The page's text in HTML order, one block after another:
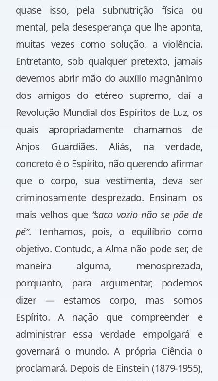
quase isso, pela subnutrição física ou
mental, pela desesperança que lhe aponta,
muitas vezes como solução, a violência.
Entretanto, sob qualquer pretexto, jamais
devemos abrir mão do auxílio magnânimo
dos amigos do etéreo supremo, daí a
Revolução Mundial dos Espíritos de Luz, os
quais apropriadamente chamamos de
Anjos Guardiães. Aliás, na verdade,
concreto é o Espírito, não querendo afirmar
que o corpo, sua vestimenta, deva ser
criminosamente desprezado. Ensinam os
mais velhos que “saco vazio não se põe de
pé”. Tenhamos, pois, o equilíbrio como
objetivo. Contudo, a Alma não pode ser, de
maneira alguma, menosprezada,
porquanto, para argumentar, podemos
dizer — estamos corpo, mas somos
Espírito. A nação que compreender e
administrar essa verdade empolgará e
governará o mundo.A própria Ciência o
proclamará. Depois de Einstein (1879-1955),